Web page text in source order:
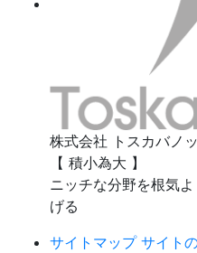
株式会社 トスカバノ
【 積小為大 】
ニッチな分野を根気
げる
サイトマップ サイト